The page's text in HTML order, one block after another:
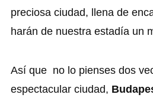
preciosa ciudad, llena de
harán de nuestra estadía un
Así que no lo pienses dos
espectacular ciudad,